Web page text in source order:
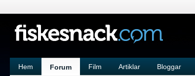
Hem Forum Film Artiklar Bloggar